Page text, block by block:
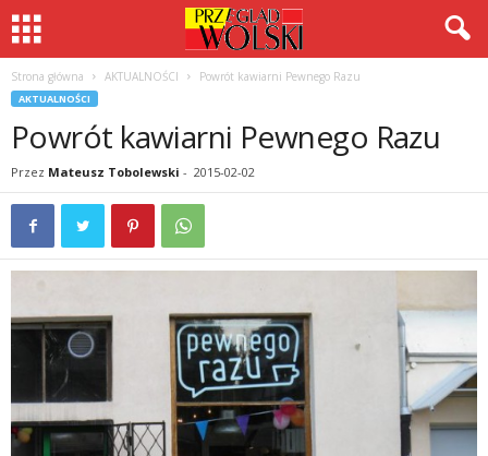
Strona główna AKTUALNOŚCI Powrót kawiarni Pewnego Razu
AKTUALNOŚCI
Powrót kawiarni Pewnego Razu
Przez Mateusz Tobolewski - 2015-02-02